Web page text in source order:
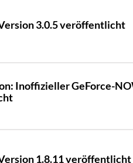
3.0.5 veröffentlicht
Inoffizieller GeForce-
1.8.11 veröffentlicht